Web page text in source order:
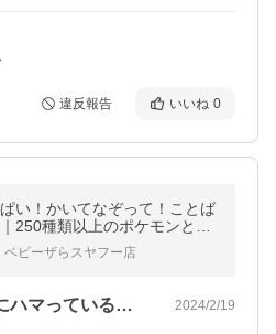
違反報告 いいね 0
い！かいてなぞって！ことば
250種類以上のポケモンと遊
ベビーザらスヤフー店
4歳の息子がポケモンにハマっているので… 2024/2/19